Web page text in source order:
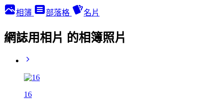
相簿 部落格 名片
網誌用相片 的相簿照片
16